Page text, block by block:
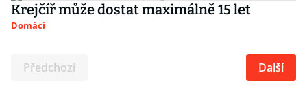
Krejčíř může dostat maximálně 15 let
Domácí
Předchozí Další